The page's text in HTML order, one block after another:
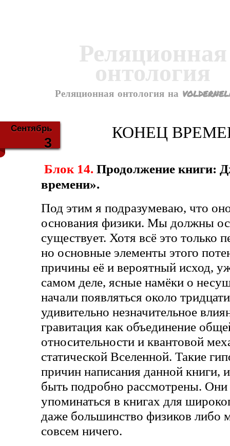
Реляционная
онтология
Реляционная онтология на
Сентябрь
3
КОНЕЦ
Блок 14. Продолжение книги:
времени».
Под этим я подразумеваю, что
основания физики. Мы должны
существует. Хотя всё это только
но основные элементы этого
причины её и вероятный исход,
самом деле, ясные намёки о
начали появляться около
удивительно незначительное
гравитация как объединение
относительности и квантовой
статической Вселенной. Такие
причин написания данной
быть подробно рассмотрены. Они
упоминаться в книгах для
даже большинство физиков либо
совсем ничего.